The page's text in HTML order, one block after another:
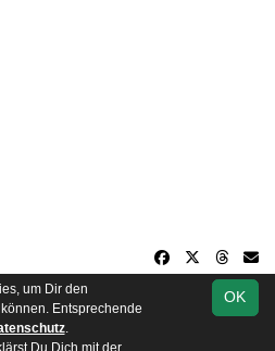
soccero.de
© 2006 - 2026
OK
um Dir den
Entsprechende
.
Du Dich mit der